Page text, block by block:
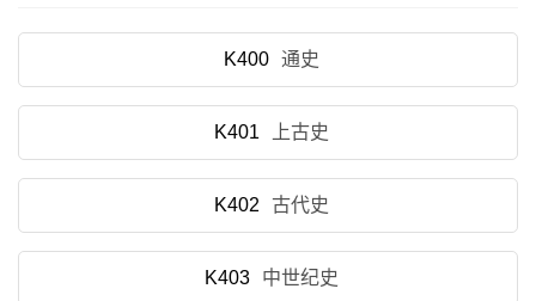
K400 通史
K401 上古史
K402 古代史
K403 中世纪史